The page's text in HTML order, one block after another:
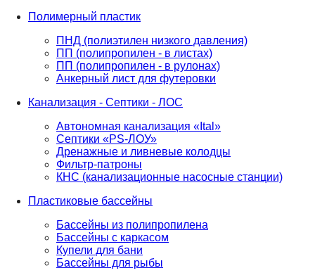
Полимерный пластик
ПНД (полиэтилен низкого давления)
ПП (полипропилен - в листах)
ПП (полипропилен - в рулонах)
Анкерный лист для футеровки
Канализация - Септики - ЛОС
Автономная канализация «Ital»
Септики «PS-ЛОУ»
Дренажные и ливневые колодцы
Фильтр-патроны
КНС (канализационные насосные станции)
Пластиковые бассейны
Бассейны из полипропилена
Бассейны с каркасом
Купели для бани
Бассейны для рыбы